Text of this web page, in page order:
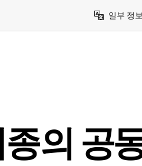
일부 정
의 공⁠